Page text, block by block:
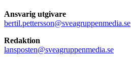
Ansvarig utgivare
bertil.pettersson@sveagruppenmedia.se
Redaktion
lansposten@sveagruppenmedia.se